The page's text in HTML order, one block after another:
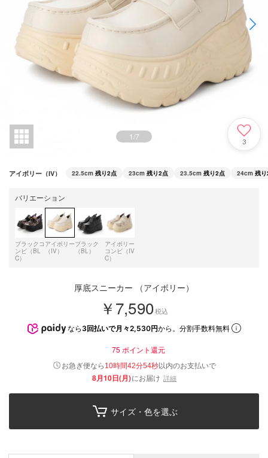
1/7
3
アイボリー（IV） 22.5cm 残り2点 23cm 残り2点 23.5cm 残り2点 24cm 残
バリエーション
ブラックコ
ンビ（BL
C）
アイボリー
（IV）
ブラック
（BL）
アイボリー
コンビ（IV
C）
厚底スニーカー （アイボリー）
￥7,590税込
なら 3回払いで月々2,530円から。分割手数料無料
75 ポイント還元
お急ぎ便なら 10時間42分53秒以内のお支払いで
8月10日(月)にお届け 詳細
サイズ・色を選ぶ